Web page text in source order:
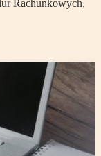
Rachunkowych,